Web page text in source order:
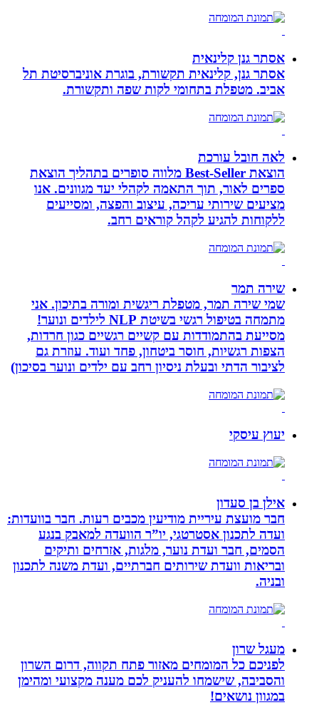
אסתר גנן קלינאית
אסתר גנן, קלינאית תקשורת, בוגרת אוניברסיטת תל
אביב. מטפלת בתחומי לקות שפה ותקשורת.
לאה חובל עורכת
הוצאת Best-Seller מלווה סופרים בתהליך הוצאת
ספרים לאור, תוך התאמה לקהלי יעד מגוונים. אנו
מציעים שירותי עריכה, עיצוב והפצה, ומסייעים
ללקוחות להגיע לקהל קוראים רחב.
שירה תמר
שמי שירה תמר, מטפלת ריגשית ומורה בתיכון. אני
מתמחה בטיפול רגשי בשיטת NLP לילדים ונוער!
מסייעת בהתמודדות עם קשיים רגשיים כגון חרדות,
הצפות רגשיות, חוסר ביטחון, פחד ועוד. עוזרת גם
לציבור הדתי ובעלת ניסיון רחב עם ילדים ונוער בסיכון)
יעוץ עיסקי
אילן בן סעדון
חבר מועצת עיריית מודיעין מכבים רעות. חבר בוועדות:
ועדה לתכנון אסטרטגי, יו”ר הוועדה למאבק בנגע
הסמים, חבר ועדת נוער, מלגות, אזרחים ותיקים
ובריאות וועדת שירותים חברתיים, ועדת משנה לתכנון
מעגל שרון
לפניכם כל המומחים מאזור פתח תקווה, דרום השרון
והסביבה, שישמחו להעניק לכם מענה מקצועי ומהימן
במגוון נושאים!